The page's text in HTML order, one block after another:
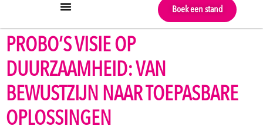
Boek een stand
PROBO’S VISIE OP
DUURZAAMHEID: VAN
BEWUSTZIJN NAAR TOEPASBARE
OPLOSSINGEN